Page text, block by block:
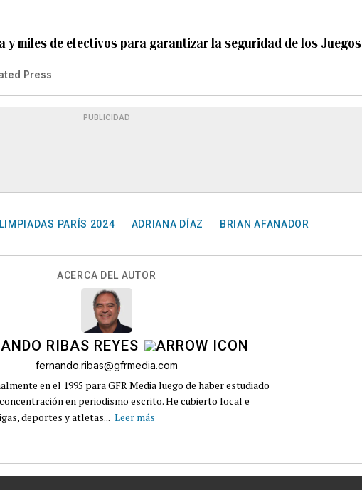
y miles de efectivos para garantizar la seguridad de los Juegos
Press
PUBLICIDAD
PARÍS 2024 ADRIANA DÍAZ
BRIAN AFANADOR
ACERCA DEL AUTOR
RIBAS REYES
fernando.ribas@gfrmedia.com
en el 1995 para GFR Media luego de haber estudiado
en periodismo escrito. He cubierto local e
deportes y atletas... Leer más